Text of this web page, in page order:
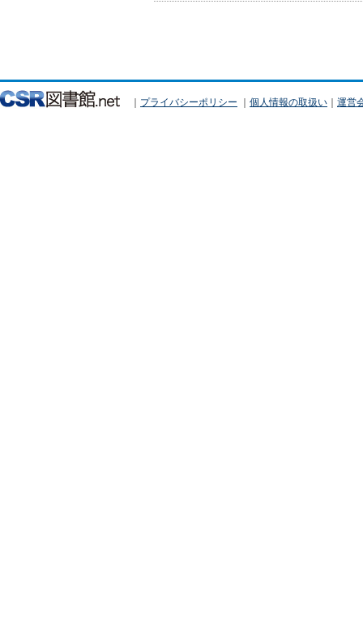
｜ プライバシーポリシー ｜ 個人情報の取扱い ｜ 運営